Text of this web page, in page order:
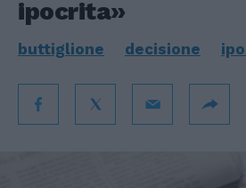
ipocrita»
buttiglione decisione